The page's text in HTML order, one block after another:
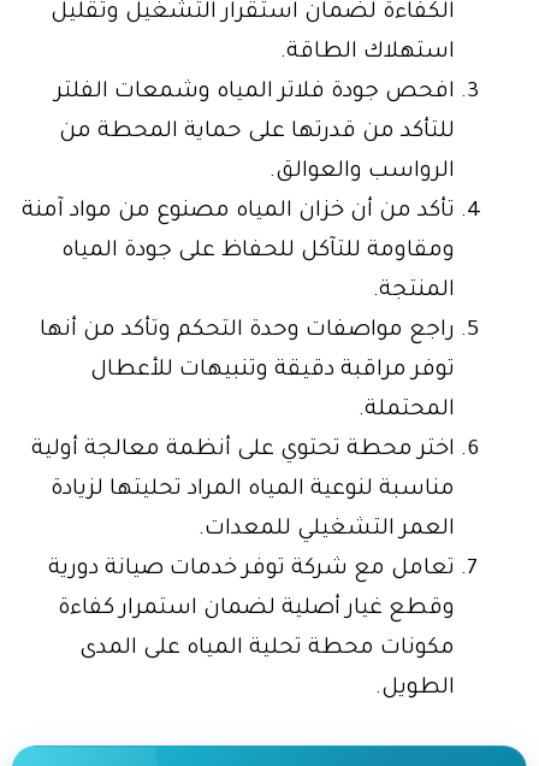
الكفاءة لضمان استقرار التشغيل وتقليل
استهلاك الطاقة.
افحص جودة فلاتر المياه وشمعات الفلتر
للتأكد من قدرتها على حماية المحطة من
الرواسب والعوالق.
تأكد من أن خزان المياه مصنوع من مواد آمنة
ومقاومة للتآكل للحفاظ على جودة المياه
المنتجة.
راجع مواصفات وحدة التحكم وتأكد من أنها
توفر مراقبة دقيقة وتنبيهات للأعطال
المحتملة.
اختر محطة تحتوي على أنظمة معالجة أولية
مناسبة لنوعية المياه المراد تحليتها لزيادة
العمر التشغيلي للمعدات.
تعامل مع شركة توفر خدمات صيانة دورية
وقطع غيار أصلية لضمان استمرار كفاءة
مكونات محطة تحلية المياه على المدى
الطويل.